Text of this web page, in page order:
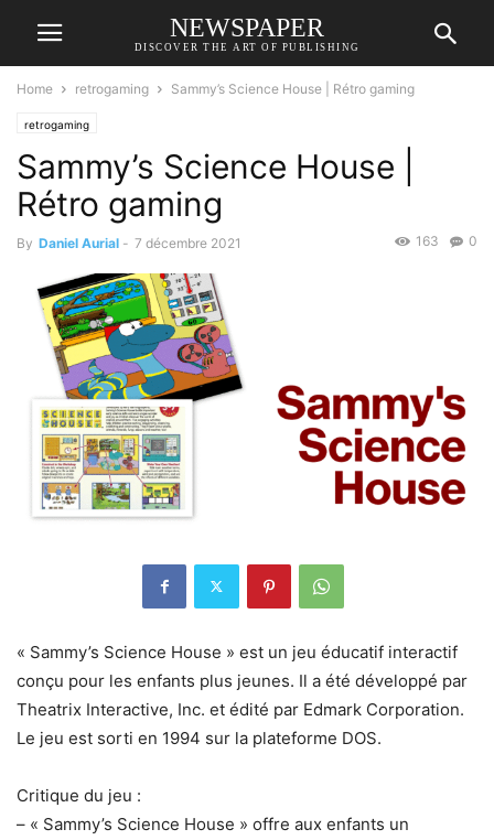
NEWSPAPER
DISCOVER THE ART OF PUBLISHING
Home retrogaming Sammy’s Science House | Rétro gaming
retrogaming
Sammy’s Science House |
Rétro gaming
By Daniel Aurial - 7 décembre 2021 0
163
« Sammy’s Science House » est un jeu éducatif interactif
conçu pour les enfants plus jeunes. Il a été développé par
Theatrix Interactive, Inc. et édité par Edmark Corporation.
Le jeu est sorti en 1994 sur la plateforme DOS.
Critique du jeu :
– « Sammy’s Science House » offre aux enfants un